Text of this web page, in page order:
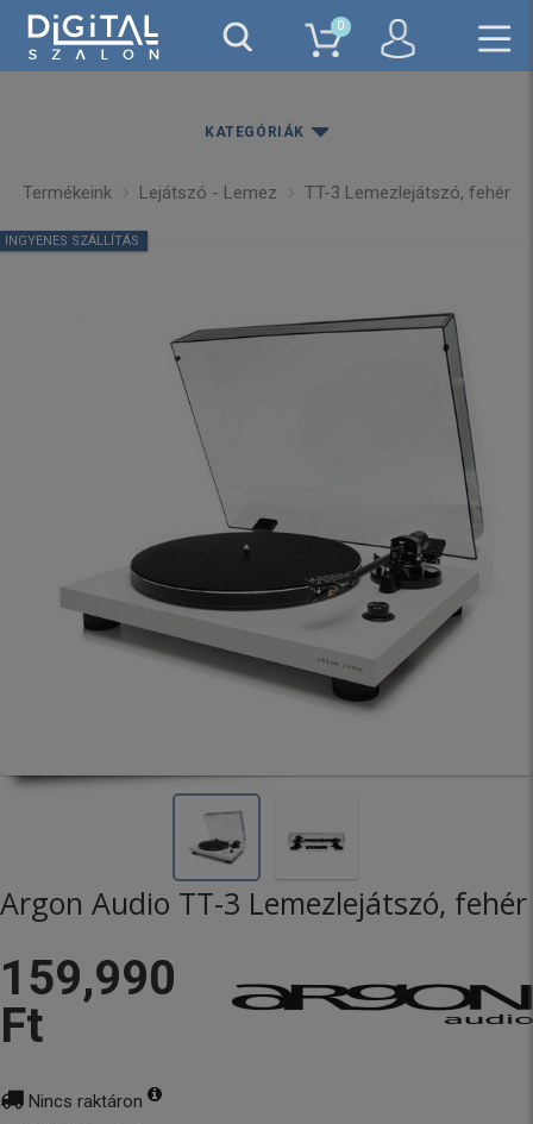
0
KATEGÓRIÁK
Termékeink Lejátszó - Lemez TT-3 Lemezlejátszó, fehér
INGYENES SZÁLLÍTÁS
Argon Audio TT-3 Lemezlejátszó, fehér
159,990
Ft
Nincs raktáron